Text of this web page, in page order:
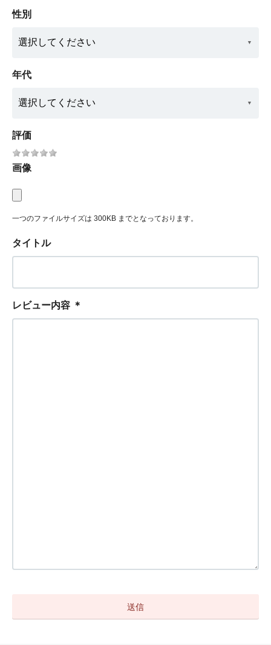
性別
年代
評価
画像
一つのファイルサイズは 300KB までとなっております。
タイトル
レビュー内容 ＊